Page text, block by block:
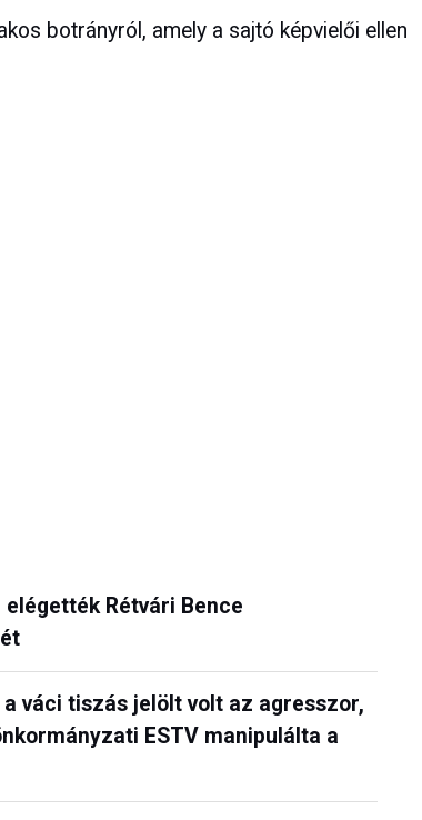
botrányról, amely a sajtó képvielői ellen
Rétvári Bence
váci tiszás jelölt volt az agresszor,
ESTV manipulálta a